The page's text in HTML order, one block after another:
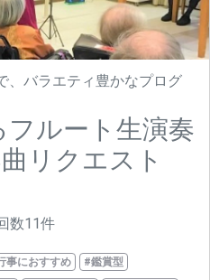
ルート生演奏
リクエスト
、バラエティ豊かなプログ
数11件
事におすすめ
#鑑賞型